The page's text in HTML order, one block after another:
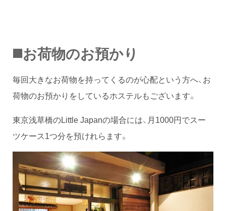
◼️お荷物のお預かり
毎回大きなお荷物を持ってくるのが心配という方へ、お
荷物のお預かりをしているホステルもございます。
東京浅草橋のLittle Japanの場合には、月1000円でスー
ツケース1つ分を預けれらます。